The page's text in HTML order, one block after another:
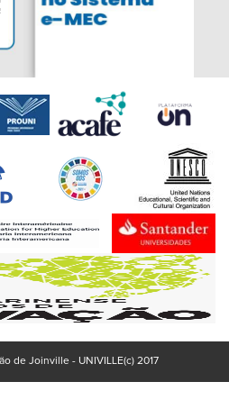
de Joinville - UNIVILLE(c) 2017